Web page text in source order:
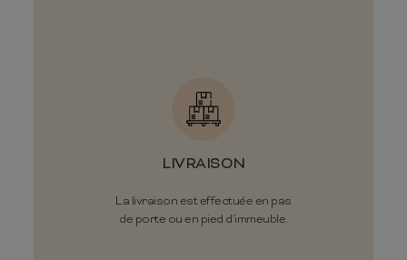
LIVRAISON
La livraison est effectuée en pas
de porte ou en pied d’immeuble.